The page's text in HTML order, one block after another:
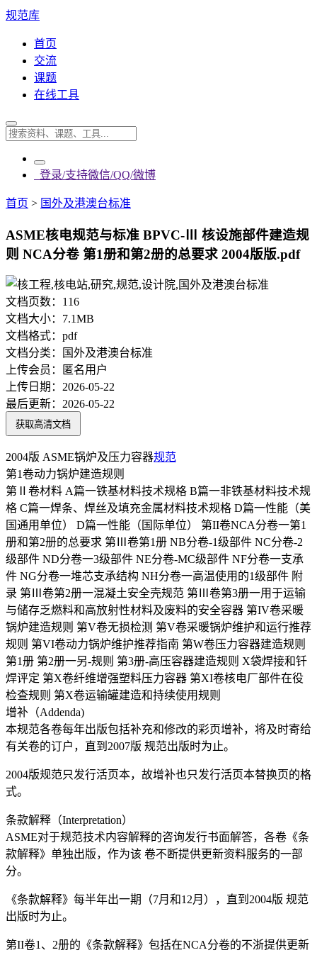
规范库
首页
交流
课题
在线工具
登录/支持微信/QQ/微博
首页 > 国外及港澳台标准
ASME核电规范与标准 BPVC-Ⅲ 核设施部件建造规
则 NCA分卷 第1册和第2册的总要求 2004版版.pdf
文档页数： 116
文档大小： 7.1MB
文档格式： pdf
文档分类：
国外及港澳台标准
上传会员：
匿名用户
上传日期： 2026-05-22
最后更新： 2026-05-22
获取高清文档
2004版 ASME锅炉及压力容器规范
第1卷动力锅炉建造规则
第Ⅱ卷材料 A篇一铁基材料技术规格 B篇一非铁基材料技术规
格 C篇一焊条、焊丝及填充金属材料技术规格 D篇一性能（美
国通用单位） D篇一性能（国际单位） 第II卷NCA分卷一第1
册和第2册的总要求 第Ⅲ卷第1册 NB分卷-1级部件 NC分卷-2
级部件 ND分卷一3级部件 NE分卷-MC级部件 NF分卷一支承
件 NG分卷一堆芯支承结构 NH分卷一高温使用的1级部件 附
录 第Ⅲ卷第2册一混凝土安全壳规范 第Ⅲ卷第3册一用于运输
与储存乏燃料和高放射性材料及废料的安全容器 第IV卷采暖
锅炉建造规则 第V卷无损检测 第V卷采暖锅炉维护和运行推荐
规则 第VI卷动力锅炉维护推荐指南 第W卷压力容器建造规则
第1册 第2册一另-规则 第3册-高压容器建造规则 X袋焊接和钎
焊评定 第X卷纤维增强塑料压力容器 第XI卷核电厂部件在役
检查规则 第X卷运输罐建造和持续使用规则
增补（Addenda)
本规范各卷每年出版包括补充和修改的彩页增补，将及时寄给
有关卷的订户，直到2007版 规范出版时为止。
2004版规范只发行活页本，故增补也只发行活页本替换页的格
式。
条款解释（Interpretation）
ASME对于规范技术内容解释的咨询发行书面解答，各卷《条
款解释》单独出版，作为该 卷不断提供更新资料服务的一部
分。
《条款解释》每半年出一期（7月和12月），直到2004版 规范
出版时为止。
第II卷1、2册的《条款解释》包括在NCA分卷的不浙提供更新